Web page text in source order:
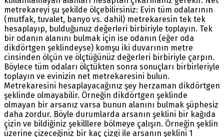
metrekareyi şu şekilde ölçebilirsiniz: Evin tüm odalarının
(mutfak, tuvalet, banyo vs. dahil) metrekaresin tek tek
hesaplayıp, bulduğunuz değerleri birbiriyle toplayın. Tek
bir odanın alanını bulmak için ise odanın (eğer oda
dikdörtgen şeklindeyse) komşu iki duvarının metre
cinsinden ölçün ve ölçtüğünüz değerleri birbiriyle çarpın.
Böylece tüm odaları ölçtükten sonra sonuçları birbirleriyle
toplayın ve evinizin net metrekaresini bulun.
Metrekaresini hesaplayacağınız şey herzaman dikdörtgen
şeklinde olmayabilir. Örneğin dikdörtgen şeklinde
olmayan bir arsanız varsa bunun alanını bulmak şüphesiz
daha zordur. Böyle durumlarda arsanın şeklini bir kağıda
çizin ve bildiğiniz şekilllere bölmeye çalışın. Örneğin şeklin
üzerine çizeceğiniz bir kaç çizgi ile arsanın şeklini 1